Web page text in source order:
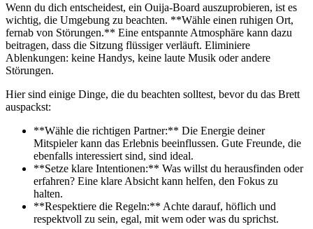
Wenn du dich entscheidest, ein Ouija-Board auszuprobieren, ist es
wichtig, die Umgebung zu beachten. **Wähle einen ruhigen Ort,
fernab von Störungen.** Eine entspannte Atmosphäre kann dazu
beitragen, dass die Sitzung flüssiger verläuft. Eliminiere
Ablenkungen: keine Handys, keine laute Musik oder andere
Störungen.
Hier sind einige Dinge, die du beachten solltest, bevor du das Brett
auspackst:
**Wähle die richtigen Partner:** Die Energie deiner
Mitspieler kann das Erlebnis beeinflussen. Gute Freunde, die
ebenfalls interessiert sind, sind ideal.
**Setze klare Intentionen:** Was willst du herausfinden oder
erfahren? Eine klare Absicht kann helfen, den Fokus zu
halten.
**Respektiere die Regeln:** Achte darauf, höflich und
respektvoll zu sein, egal, mit wem oder was du sprichst.